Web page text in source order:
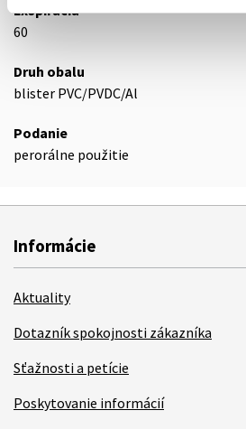
Exspirácia
60
Druh obalu
blister PVC/PVDC/Al
Podanie
perorálne použitie
Informácie
Aktuality
Dotazník spokojnosti zákazníka
Sťažnosti a petície
Poskytovanie informácií